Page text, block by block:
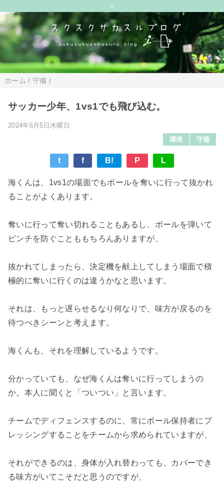
=
ホーム / 守備 /
サッカー少年、1vs1でも飛び込む。
2024年6月5日水曜日
環境
守備
t f B! P L
海くんは、1vs1の場面でもボールを奪いに行って抜かれ
ることがよくあります。
奪いに行って奪い切れることもあるし、ボールを弾いて
ピンチを防ぐことももちろんありますが、
抜かれてしまったら、決定機を献上してしまう場面で積
極的に奪いに行くのは違うかなと思います。
それは、もっと遅らせるなり何なりで、味方が戻るのを
待つべきシーンと考えます。
海くんも、それを理解しているようです。
分かっていても、なぜ海くんは奪いに行ってしまうの
か。本人に聞くと「ついつい」と言います。
チームでディフェンスするのに、常にボール保持者にプ
レッシングすることをチームから求められていますが、
それができるのは、身体が入れ替わっても、カバーでき
る味方がいてこそだと思うのですが、